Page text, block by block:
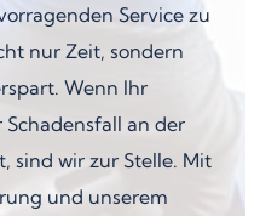
Service zu
nur Zeit, sondern
Wenn Ihr
an der
sind wir zur Stelle. Mit
und unserem